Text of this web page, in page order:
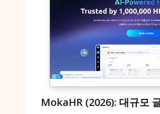
MokaHR (2026): 대규모